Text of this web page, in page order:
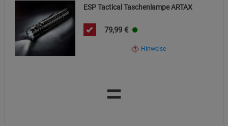
ESP Tactical Taschenlampe ARTAX
79,99 €
Hinweise
=